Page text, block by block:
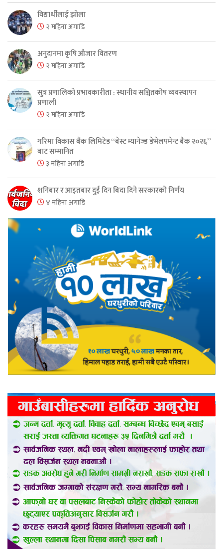
विद्यार्थीलाई झोला
२ महिना अगाडि
अनुदानमा कृषि औजार वितरण
२ महिना अगाडि
सुत्र प्रणालिको प्रभावकारीता : स्थानीय सञ्चितकोष व्यवस्थापन
प्रणाली
२ महिना अगाडि
गरिमा विकास बैंक लिमिटेड “बेस्ट म्यानेज्ड डेभेलपमेन्ट बैंक २०२६”
बाट सम्मानित
३ महिना अगाडि
शनिबार र आइतबार दुई दिन बिदा दिने सरकारको निर्णय
४ महिना अगाडि